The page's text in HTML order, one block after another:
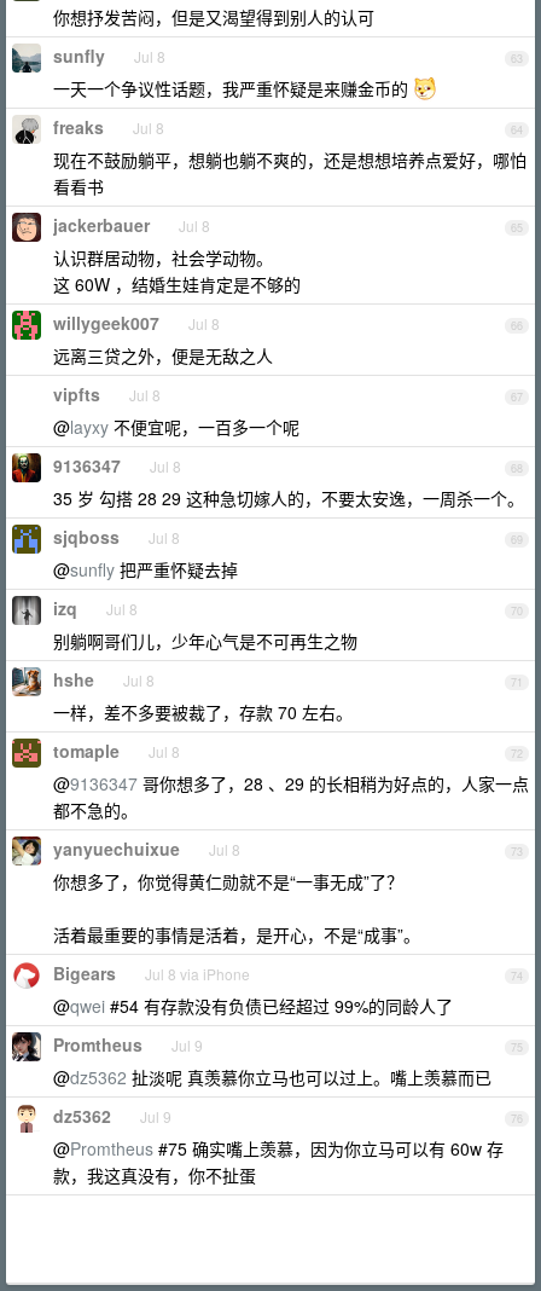
你想抒发苦闷，但是又渴望得到别人的认可
63
sunfly Jul 8
一天一个争议性话题，我严重怀疑是来赚金币的
64
freaks Jul 8
现在不鼓励躺平，想躺也躺不爽的，还是想想培养点爱好，哪怕
看看书
65
jackerbauer Jul 8
认识群居动物，社会学动物。
这 60W ，结婚生娃肯定是不够的
66
willygeek007 Jul 8
远离三贷之外，便是无敌之人
67
vipfts Jul 8
@layxy 不便宜呢，一百多一个呢
68
9136347 Jul 8
35 岁 勾搭 28 29 这种急切嫁人的，不要太安逸，一周杀一个。
69
sjqboss Jul 8
@sunfly 把严重怀疑去掉
70
izq Jul 8
别躺啊哥们儿，少年心气是不可再生之物
71
hshe Jul 8
一样，差不多要被裁了，存款 70 左右。
72
tomaple Jul 8
@9136347 哥你想多了，28 、29 的长相稍为好点的，人家一点
都不急的。
73
yanyuechuixue Jul 8
你想多了，你觉得黄仁勋就不是“一事无成”了？
活着最重要的事情是活着，是开心，不是“成事”。
74
Bigears Jul 8 via iPhone
@qwei #54 有存款没有负债已经超过 99%的同龄人了
75
Promtheus Jul 9
@dz5362 扯淡呢 真羡慕你立马也可以过上。嘴上羡慕而已
76
dz5362 Jul 9
@Promtheus #75 确实嘴上羡慕，因为你立马可以有 60w 存
款，我这真没有，你不扯蛋